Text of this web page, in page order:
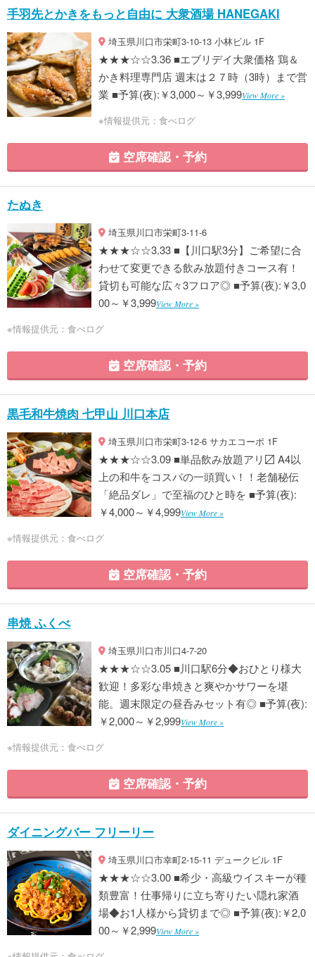
手羽先とかきをもっと自由に 大衆酒場 HANEGAKI
埼玉県川口市栄町3-10-13 小林ビル 1F
★★★☆☆3.36 ■エブリデイ大衆価格 鶏＆
かき料理専門店 週末は２７時（3時）まで営
業 ■予算(夜):￥3,000～￥3,999View More »
※情報提供元：食べログ
空席確認・予約
たぬき
埼玉県川口市栄町3-11-6
★★★☆☆3.33 ■【川口駅3分】ご希望に合
わせて変更できる飲み放題付きコース有！
貸切も可能な広々3フロア◎ ■予算(夜):￥3,0
00～￥3,999View More »
※情報提供元：食べログ
空席確認・予約
黒毛和牛焼肉 七甲山 川口本店
埼玉県川口市栄町3-12-6 サカエコーポ 1F
★★★☆☆3.09 ■単品飲み放題アリ〼 A4以
上の和牛をコスパの一頭買い！！老舗秘伝
「絶品ダレ」で至福のひと時を ■予算(夜):
￥4,000～￥4,999View More »
※情報提供元：食べログ
空席確認・予約
串焼 ふくべ
埼玉県川口市川口4-7-20
★★★☆☆3.05 ■川口駅6分◆おひとり様大
歓迎！多彩な串焼きと爽やかサワーを堪
能。週末限定の昼呑みセット有◎ ■予算(夜):
￥2,000～￥2,999View More »
※情報提供元：食べログ
空席確認・予約
ダイニングバー フリーリー
埼玉県川口市幸町2-15-11 デュークビル 1F
★★★☆☆3.00 ■希少・高級ウイスキーが種
類豊富！仕事帰りに立ち寄りたい隠れ家酒
場◆お1人様から貸切まで◎ ■予算(夜):￥2,0
00～￥2,999View More »